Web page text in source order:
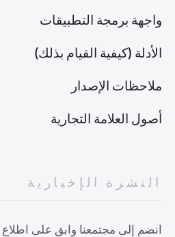
واجهة برمجة التطبيقات
الأدلة (كيفية القيام بذلك)
ملاحظات الإصدار
أصول العلامة التجارية
النشرة الإخبارية
انضم إلى مجتمعنا وابق على